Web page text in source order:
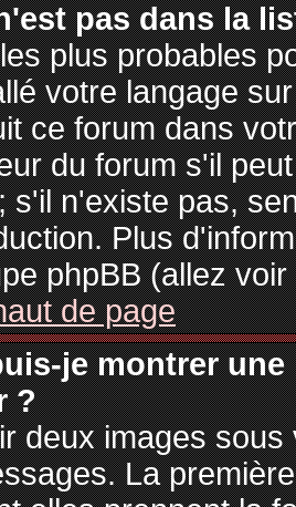
pas dans la
plus probables
votre langage
ce forum dans
du forum s'il
s'il n'existe pas,
Plus
phpBB (allez
de page
je montrer
?
deux images
La